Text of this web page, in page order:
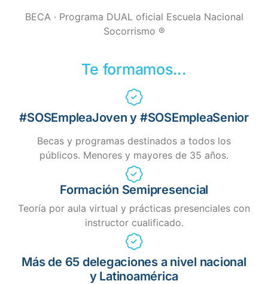
BECA · Programa DUAL oficial Escuela Nacional
Socorrismo ®
Te formamos...
#SOSEmpleaJoven y #SOSEmpleaSenior
Becas y programas destinados a todos los
públicos. Menores y mayores de 35 años.
Formación Semipresencial
Teoría por aula virtual y prácticas presenciales con
instructor cualificado.
Más de 65 delegaciones a nivel nacional
y Latinoamérica